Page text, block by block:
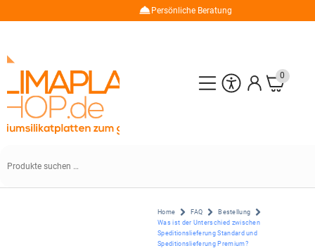
Persönliche Beratung
0
Home FAQ
Bestellung
Was ist der Unterschied zwischen
Speditionslieferung Standard und
Speditionslieferung Premium?